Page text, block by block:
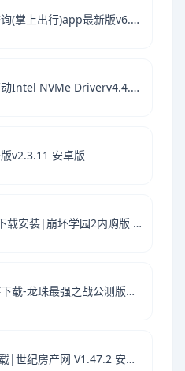
古蔺公交车实时查询(掌上出行)app最新版v6.7.3安卓版
英特尔固态硬盘驱动Intel NVMe Driverv4.4.0.1003 官方版
v2.3.11 安卓版
崩坏学园2内购版下载安装|崩坏学园2内购版 V12.0.8 安卓版下载
龙珠最强之战手游下载-龙珠最强之战公测版下载v1.329.0.0
世纪房产网APP下载|世纪房产网 V1.47.2 安卓版下载